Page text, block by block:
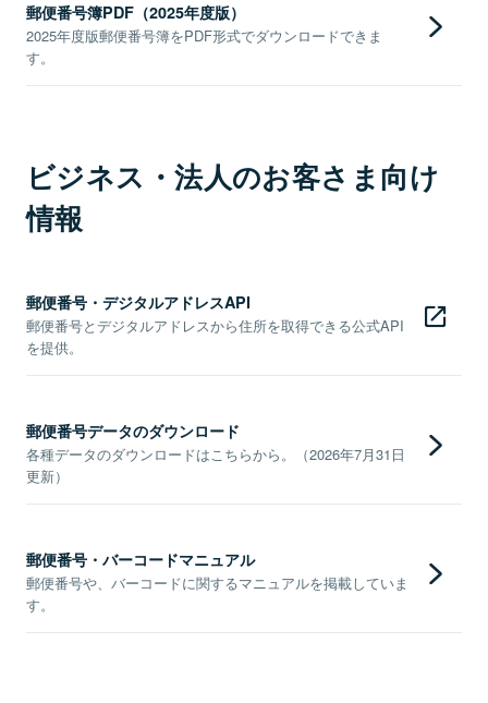
郵便番号簿PDF（2025年度版）
2025年度版郵便番号簿をPDF形式でダウンロードできま
す。
ビジネス・法人のお客さま向け
情報
郵便番号・デジタルアドレスAPI
郵便番号とデジタルアドレスから住所を取得できる公式API
を提供。
郵便番号データのダウンロード
各種データのダウンロードはこちらから。（2026年7月31日
更新）
郵便番号・バーコードマニュアル
郵便番号や、バーコードに関するマニュアルを掲載していま
す。